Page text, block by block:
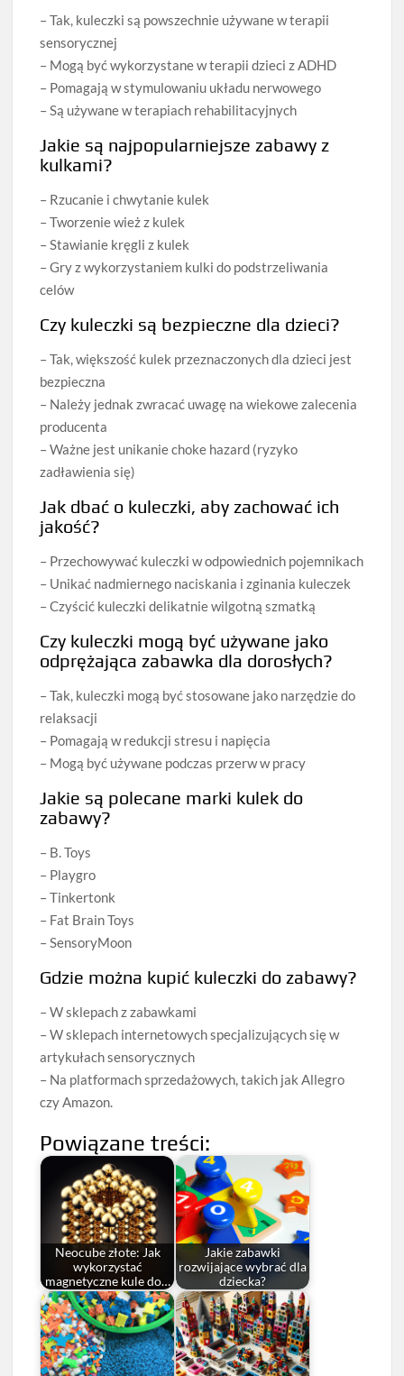
– Tak, kuleczki są powszechnie używane w terapii
sensorycznej
– Mogą być wykorzystane w terapii dzieci z ADHD
– Pomagają w stymulowaniu układu nerwowego
– Są używane w terapiach rehabilitacyjnych
Jakie są najpopularniejsze zabawy z
kulkami?
– Rzucanie i chwytanie kulek
– Tworzenie wież z kulek
– Stawianie kręgli z kulek
– Gry z wykorzystaniem kulki do podstrzeliwania
celów
Czy kuleczki są bezpieczne dla dzieci?
– Tak, większość kulek przeznaczonych dla dzieci jest
bezpieczna
– Należy jednak zwracać uwagę na wiekowe zalecenia
producenta
– Ważne jest unikanie choke hazard (ryzyko
zadławienia się)
Jak dbać o kuleczki, aby zachować ich
jakość?
– Przechowywać kuleczki w odpowiednich pojemnikach
– Unikać nadmiernego naciskania i zginania kuleczek
– Czyścić kuleczki delikatnie wilgotną szmatką
Czy kuleczki mogą być używane jako
odprężająca zabawka dla dorosłych?
– Tak, kuleczki mogą być stosowane jako narzędzie do
relaksacji
– Pomagają w redukcji stresu i napięcia
– Mogą być używane podczas przerw w pracy
Jakie są polecane marki kulek do
zabawy?
– B. Toys
– Playgro
– Tinkertonk
– Fat Brain Toys
– SensoryMoon
Gdzie można kupić kuleczki do zabawy?
– W sklepach z zabawkami
– W sklepach internetowych specjalizujących się w
artykułach sensorycznych
– Na platformach sprzedażowych, takich jak Allegro
czy Amazon.
Powiązane treści:
Neocube złote: Jak
wykorzystać
magnetyczne kule do…
Jakie zabawki
rozwijające wybrać dla
dziecka?